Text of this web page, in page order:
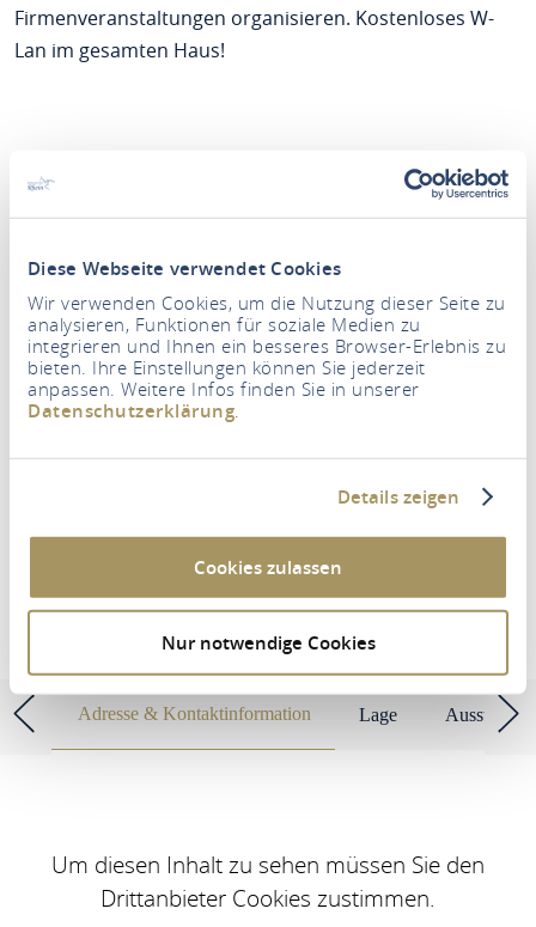
Diese Webseite verwendet Cookies
Wir verwenden Cookies, um die Nutzung dieser Seite zu
analysieren, Funktionen für soziale Medien zu
integrieren und Ihnen ein besseres Browser-Erlebnis zu
bieten. Ihre Einstellungen können Sie jederzeit
anpassen. Weitere Infos finden Sie in unserer
Datenschutzerklärung
Details zeigen
Cookies zulassen
Nur notwendige Cookies
Firmenveranstaltungen organisieren. Kostenloses W-
Lan im gesamten Haus!
Zeitraum
UNTERKÜNFTE SUCHEN
Landgasthof Rebstock
Adresse & Kontaktinformation Lage
Um diesen Inhalt zu sehen müssen Sie den
Drittanbieter Cookies zustimmen.